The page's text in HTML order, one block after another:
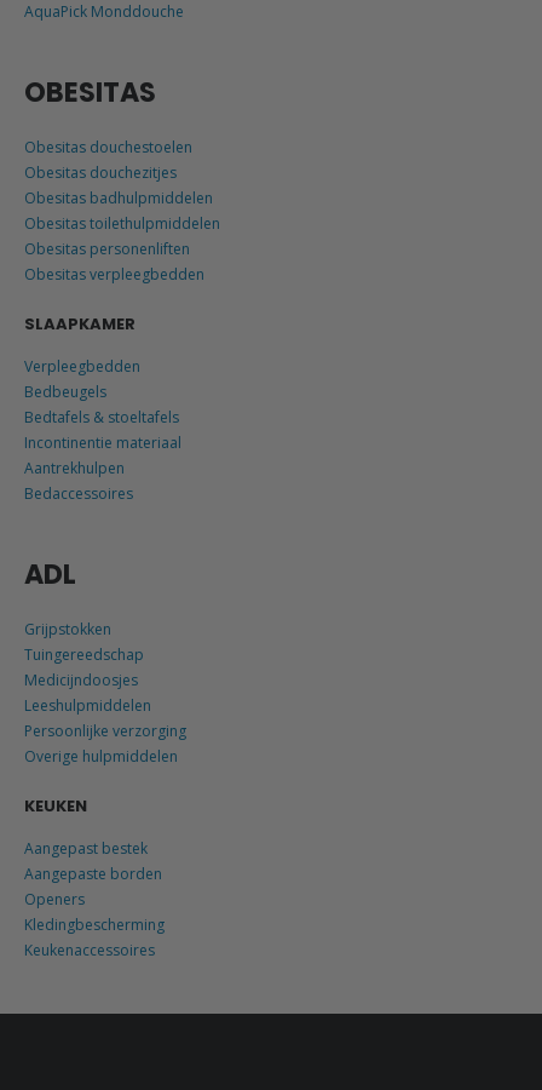
AquaPick Monddouche
OBESITAS
Obesitas douchestoelen
Obesitas douchezitjes
Obesitas badhulpmiddelen
Obesitas toilethulpmiddelen
Obesitas personenliften
Obesitas verpleegbedden
SLAAPKAMER
Verpleegbedden
Bedbeugels
Bedtafels & stoeltafels
Incontinentie materiaal
Aantrekhulpen
Bedaccessoires
ADL
Grijpstokken
Tuingereedschap
Medicijndoosjes
Leeshulpmiddelen
Persoonlijke verzorging
Overige hulpmiddelen
KEUKEN
Aangepast bestek
Aangepaste borden
Openers
Kledingbescherming
Keukenaccessoires